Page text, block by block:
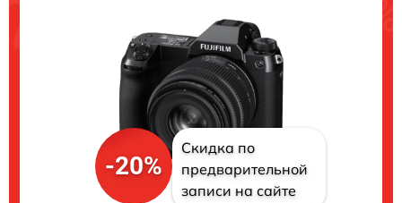
-20%
Скидка по
предварительной
записи на сайте